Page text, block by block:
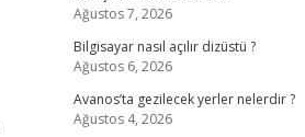
Ağustos 7, 2026
Bilgisayar nasıl açılır dizüstü ?
Ağustos 6, 2026
Avanos’ta gezilecek yerler nelerdir ?
Ağustos 4, 2026